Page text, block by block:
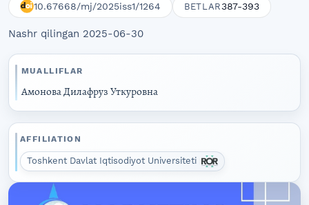
10.67668/mj/2025iss1/1264 BETLAR387-393
Nashr qilingan 2025-06-30
MUALLIFLAR
Амонова Дилафруз Уткуровна
AFFILIATION
Toshkent Davlat Iqtisodiyot Universiteti